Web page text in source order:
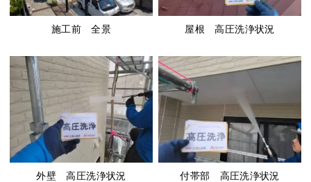
施工前 全景 屋根 高圧洗浄状況
外壁 高圧洗浄状況 付帯部 高圧洗浄状況